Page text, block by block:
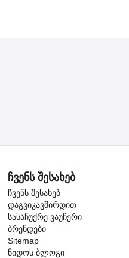
ჩვენს შესახებ
ჩვენს შესახებ
დაგვიკავშირდით
სასაჩუქრე ვაუჩერი
ბრენდები
Sitemap
ნიდოს ბლოგი